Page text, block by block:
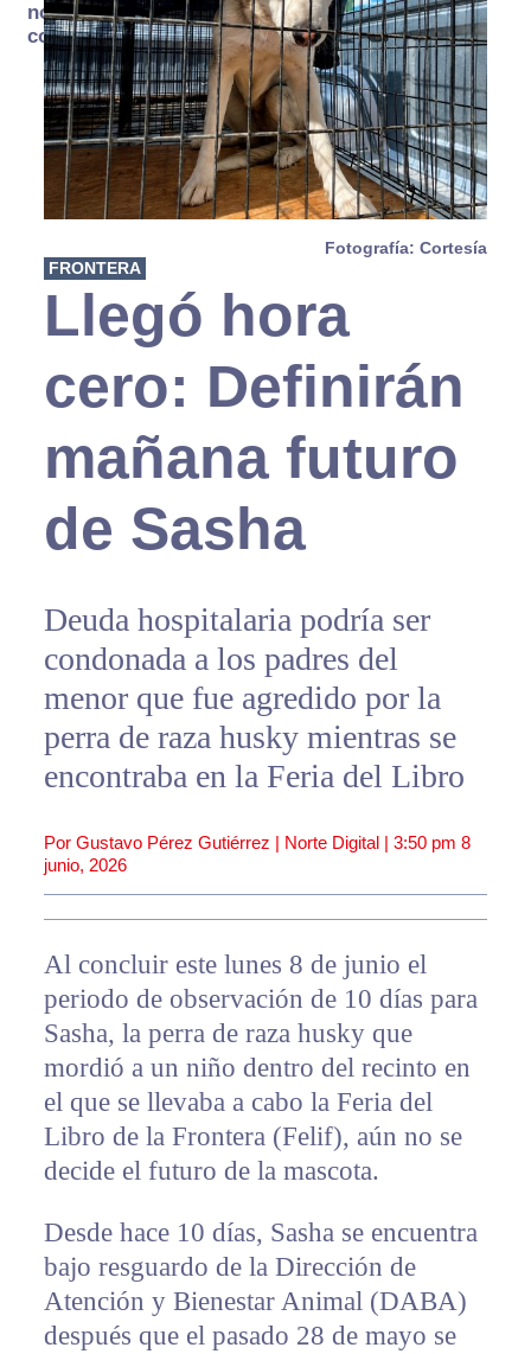
no se
consume
Fotografía: Cortesía
FRONTERA
Llegó hora
cero: Definirán
mañana futuro
de Sasha
Deuda hospitalaria podría ser
condonada a los padres del
menor que fue agredido por la
perra de raza husky mientras se
encontraba en la Feria del Libro
Por Gustavo Pérez Gutiérrez | Norte Digital | 3:50 pm 8
junio, 2026
Al concluir este lunes 8 de junio el
periodo de observación de 10 días para
Sasha, la perra de raza husky que
mordió a un niño dentro del recinto en
el que se llevaba a cabo la Feria del
Libro de la Frontera (Felif), aún no se
decide el futuro de la mascota.
Desde hace 10 días, Sasha se encuentra
bajo resguardo de la Dirección de
Atención y Bienestar Animal (DABA)
después que el pasado 28 de mayo se